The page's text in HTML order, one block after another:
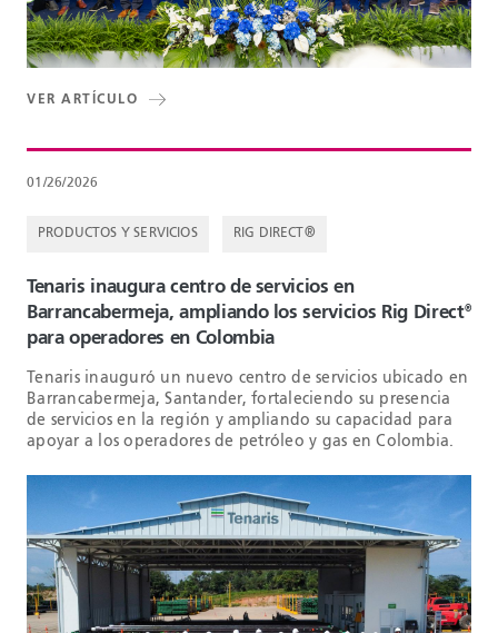
VER ARTÍCULO
01/26/2026
PRODUCTOS Y SERVICIOS RIG DIRECT®
Tenaris inaugura centro de servicios en
Barrancabermeja, ampliando los servicios Rig Direct®
para operadores en Colombia
Tenaris inauguró un nuevo centro de servicios ubicado en
Barrancabermeja, Santander, fortaleciendo su presencia
de servicios en la región y ampliando su capacidad para
apoyar a los operadores de petróleo y gas en Colombia.